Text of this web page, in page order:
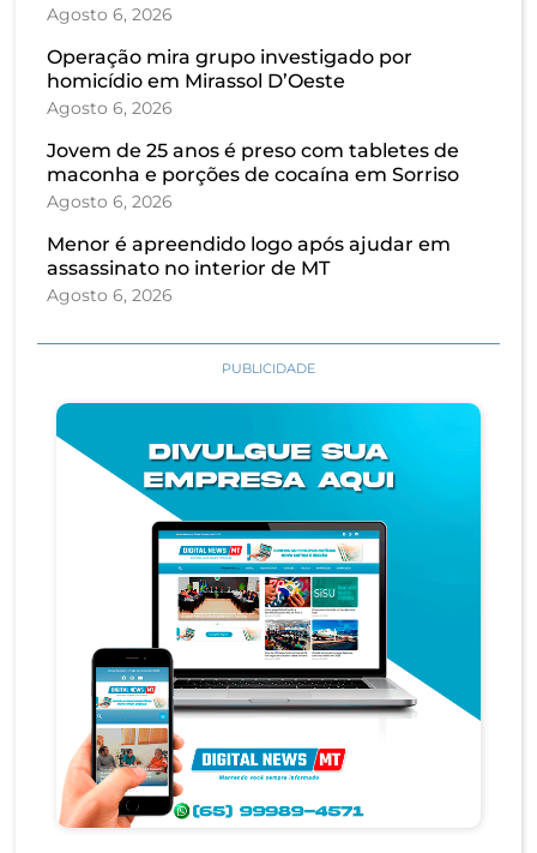
Agosto 6, 2026
Operação mira grupo investigado por
homicídio em Mirassol D’Oeste
Agosto 6, 2026
Jovem de 25 anos é preso com tabletes de
maconha e porções de cocaína em Sorriso
Agosto 6, 2026
Menor é apreendido logo após ajudar em
assassinato no interior de MT
Agosto 6, 2026
PUBLICIDADE